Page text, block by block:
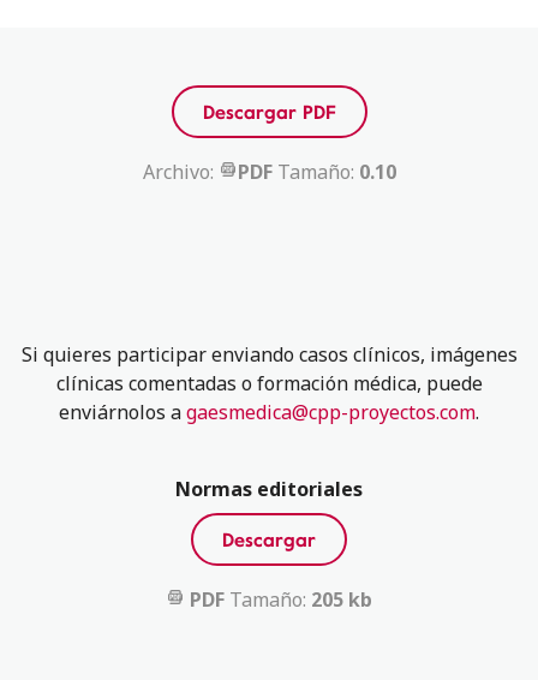
Descargar PDF
Archivo: PDF Tamaño: 0.10
Si quieres participar enviando casos clínicos, imágenes
clínicas comentadas o formación médica, puede
enviárnolos agaesmedica@cpp-proyectos.com.
Normas editoriales
Descargar
PDF Tamaño: 205 kb